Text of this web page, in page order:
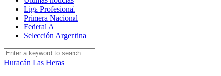
Liga Profesional
Primera Nacional
Federal A
Selección Argentina
Huracán Las Heras